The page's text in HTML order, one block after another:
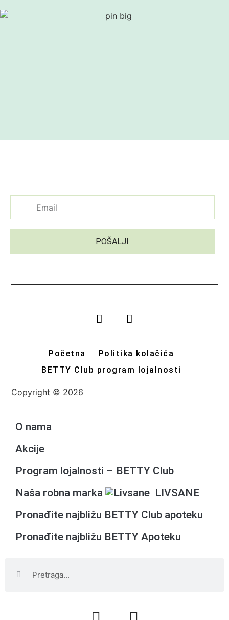
POŠALJI
Početna
Politika kolačića
BETTY Club program lojalnosti
Copyright © 2026
O nama
Akcije
Program lojalnosti – BETTY Club
Naša robna marka
LIVSANE
Pronađite najbližu BETTY Club apoteku
Pronađite najbližu BETTY Apoteku